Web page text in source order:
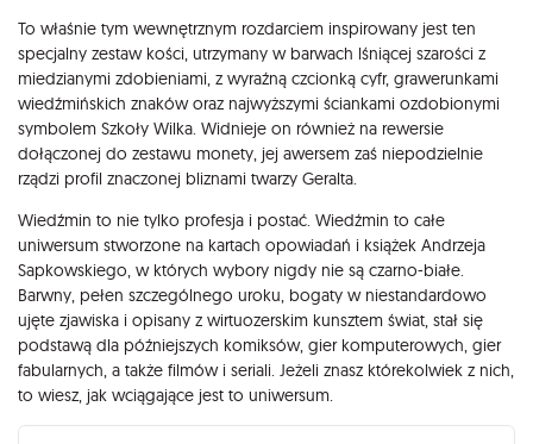
To właśnie tym wewnętrznym rozdarciem inspirowany jest ten
specjalny zestaw kości, utrzymany w barwach lśniącej szarości z
miedzianymi zdobieniami, z wyraźną czcionką cyfr, grawerunkami
wiedźmińskich znaków oraz najwyższymi ściankami ozdobionymi
symbolem Szkoły Wilka. Widnieje on również na rewersie
dołączonej do zestawu monety, jej awersem zaś niepodzielnie
rządzi profil znaczonej bliznami twarzy Geralta.
Wiedźmin to nie tylko profesja i postać. Wiedźmin to całe
uniwersum stworzone na kartach opowiadań i książek Andrzeja
Sapkowskiego, w których wybory nigdy nie są czarno-białe.
Barwny, pełen szczególnego uroku, bogaty w niestandardowo
ujęte zjawiska i opisany z wirtuozerskim kunsztem świat, stał się
podstawą dla późniejszych komiksów, gier komputerowych, gier
fabularnych, a także filmów i seriali. Jeżeli znasz którekolwiek z nich,
to wiesz, jak wciągające jest to uniwersum.